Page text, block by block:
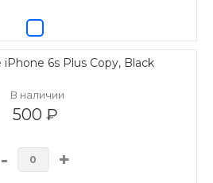
6s Plus Copy, Black
В наличии
500 ₽
- +